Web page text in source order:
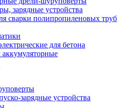
зарядные устройства
сварки полипропиленовых труб
для бетона
зарядные устройства